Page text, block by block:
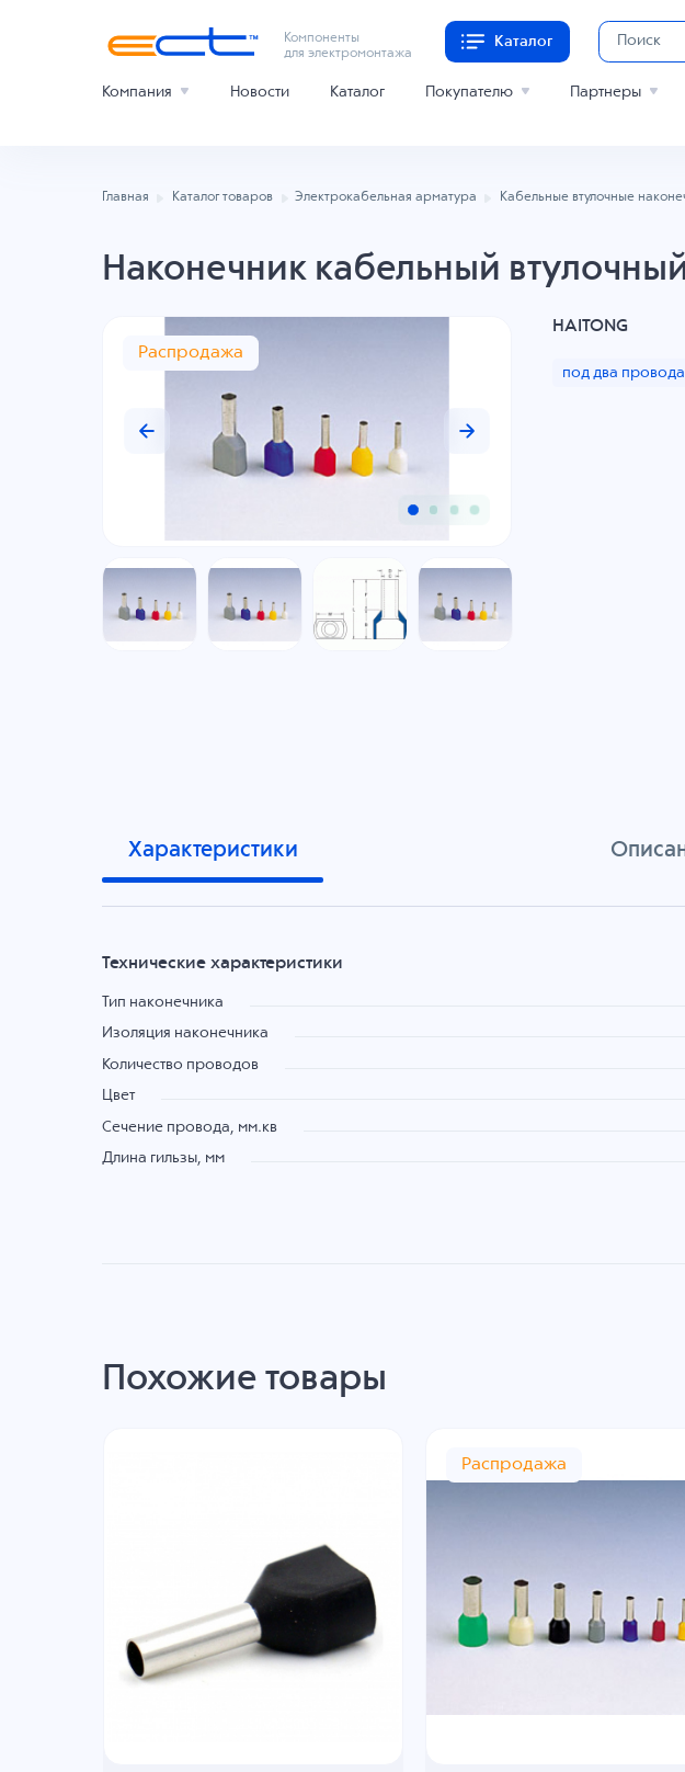
Компоненты
для электромонтажа
Каталог
Компания Новости Каталог Покупателю Партнеры
Главная Каталог товаров Электрокабельная арматура Кабельные втулочные
Наконечник кабельный
Распродажа
HAITONG
под два провода
Характеристики
Технические характеристики
Тип наконечника
Изоляция наконечника
Количество проводов
Цвет
Сечение провода, мм.кв
Длина гильзы, мм
Похожие товары
Распродажа